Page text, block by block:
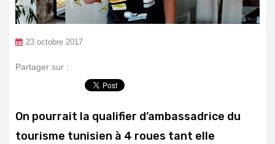
23 octobre 2017
Partager sur :
On pourrait la qualifier d’ambassadrice du
tourisme tunisien à 4 roues tant elle